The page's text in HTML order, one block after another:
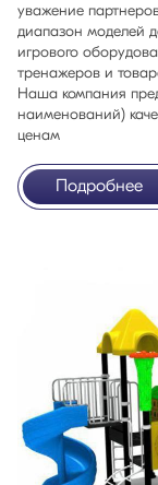
уважение
диапазон моделей
игрового
тренажеров и
Наша компания
наименований)
ценам
Подробнее